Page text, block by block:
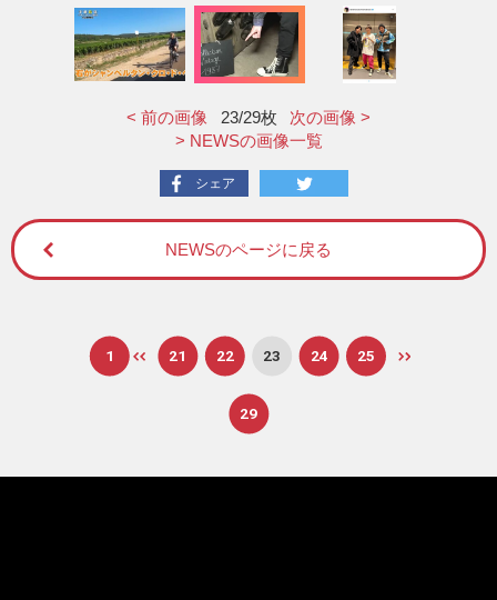
< 前の画像 23/29枚
次の画像 >
> NEWSの画像一覧
シェア
NEWSのページに戻る
1 21 22 23 24 25
29